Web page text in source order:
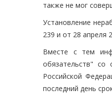
также не мог
Установление
239 и от 28 апреля
Вместе с тем
обязательств" со
Российской
последний день